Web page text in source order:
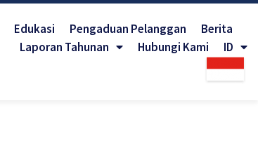
Edukasi Pengaduan Pelanggan
Berita
Laporan Tahunan
Hubungi Kami ID